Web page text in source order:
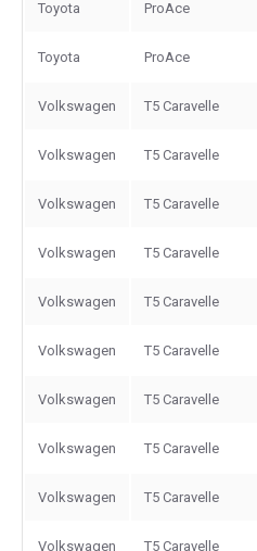
Toyota ProAce
Toyota ProAce
Volkswagen T5 Caravelle
Volkswagen T5 Caravelle
Volkswagen T5 Caravelle
Volkswagen T5 Caravelle
Volkswagen T5 Caravelle
Volkswagen T5 Caravelle
Volkswagen T5 Caravelle
Volkswagen T5 Caravelle
Volkswagen T5 Caravelle
Volkswagen T5 Caravelle